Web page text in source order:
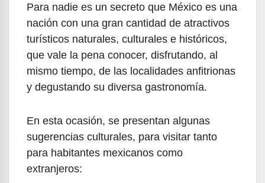
Para nadie es un secreto que México es una
nación con una gran cantidad de atractivos
turísticos naturales, culturales e históricos,
que vale la pena conocer, disfrutando, al
mismo tiempo, de las localidades anfitrionas
y degustando su diversa gastronomía.
En esta ocasión, se presentan algunas
sugerencias culturales, para visitar tanto
para habitantes mexicanos como
extranjeros: